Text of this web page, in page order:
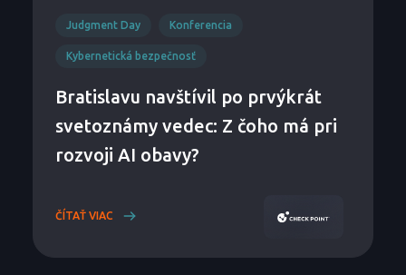
Judgment Day Konferencia
Kybernetická bezpečnosť
Bratislavu navštívil po prvýkrát
svetoznámy vedec: Z čoho má pri
rozvoji AI obavy?
ČÍTAŤ VIAC